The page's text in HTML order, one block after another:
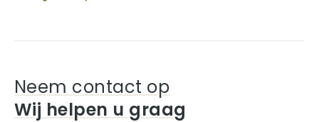
Neem contact op
Wij helpen u graag